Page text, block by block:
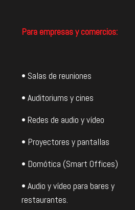
Para empresas y comercios:
• Salas de reuniones
• Auditoriums y cines
• Redes de audio y vídeo
• Proyectores y pantallas
• Domótica (Smart Offices)
• Audio y vídeo para bares y
restaurantes.